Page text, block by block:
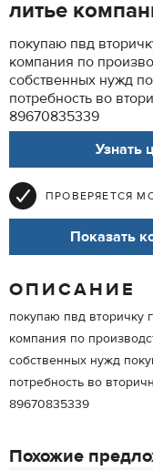
литье
покупаю пвд
компания по
собственных нужд
потребность во
89670835339
Узнать
ПРОВЕРЯЕТСЯ
Показать
ОПИСАНИЕ
покупаю пвд вторичку
компания по
собственных нужд
потребность во
89670835339
Похожие